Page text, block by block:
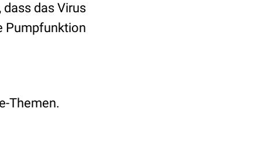
das Virus
Pumpfunktion
Themen.